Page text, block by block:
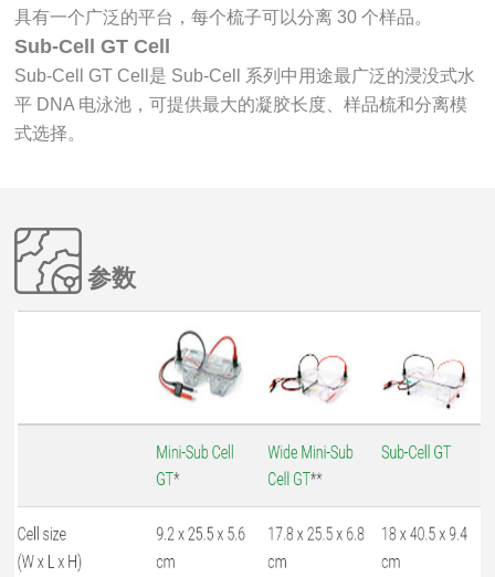
具有一个广泛的平台，每个梳子可以分离 30 个样品。
Sub-Cell GT Cell
Sub-Cell GT Cell是 Sub-Cell 系列中用途最广泛的浸没式水
平 DNA 电泳池，可提供最大的凝胶长度、样品梳和分离模
式选择。
参数